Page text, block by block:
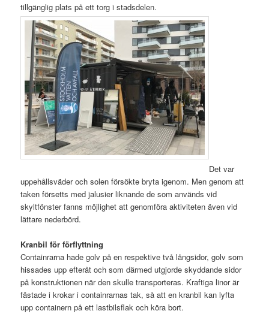
tillgänglig plats på ett torg i stadsdelen.
Det var
uppehållsväder och solen försökte bryta igenom. Men genom att
taken försetts med jalusier liknande de som används vid
skyltfönster fanns möjlighet att genomföra aktiviteten även vid
lättare nederbörd.
Kranbil för förflyttning
Containrarna hade golv på en respektive två långsidor, golv som
hissades upp efteråt och som därmed utgjorde skyddande sidor
på konstruktionen när den skulle transporteras. Kraftiga linor är
fästade i krokar i containrarnas tak, så att en kranbil kan lyfta
upp containern på ett lastbilsflak och köra bort.